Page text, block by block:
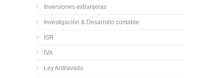
Inversiones extranjeras
Investigación & Desarrollo contable
ISR
IVA
Ley Antilavado